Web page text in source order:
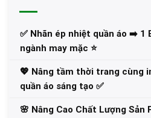
✅‪ Nhãn ép nhiệt quần áo ➡️ 1
ngành may mặc ⭐️
💖 Nâng tầm thời trang cùng
quần áo sáng tạo ✅
🌸 Nâng Cao Chất Lượng Sản